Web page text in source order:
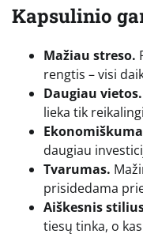
Kapsulinio
Mažiau streso.
rengtis – visi
Daugiau vietos.
lieka tik
daugiau
Tvarumas.
prisidedama
Aiškesnis
tiesų tinka, o